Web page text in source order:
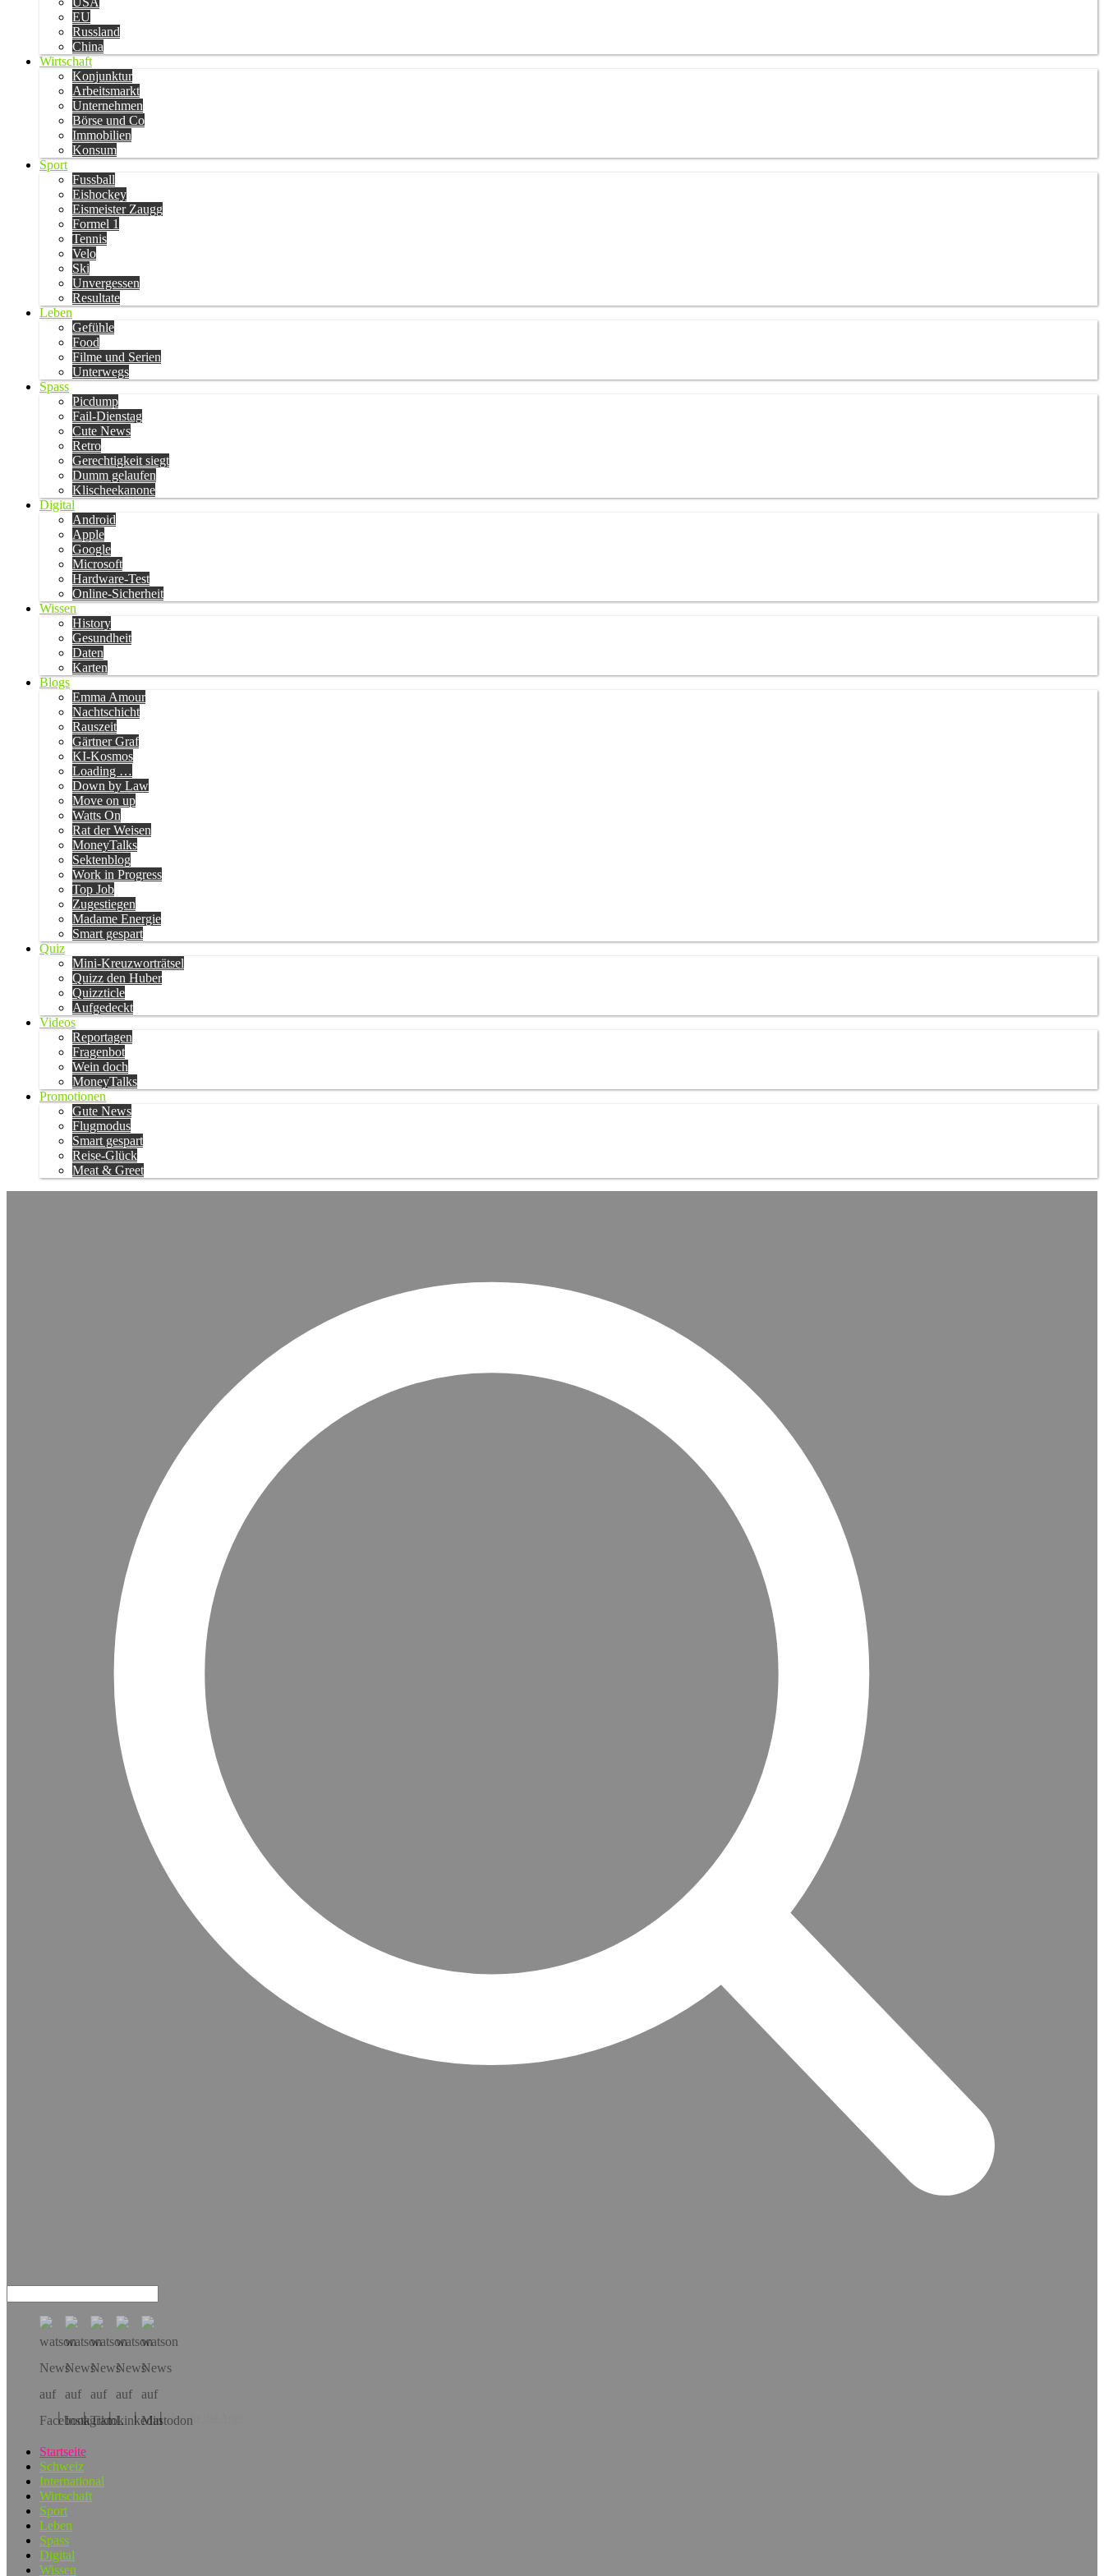
EU
Russland
China
Wirtschaft
Konjunktur
Arbeitsmarkt
Unternehmen
Börse und Co
Immobilien
Konsum
Sport
Fussball
Eishockey
Eismeister Zaugg
Formel 1
Tennis
Velo
Ski
Unvergessen
Resultate
Leben
Gefühle
Food
Filme und Serien
Unterwegs
Spass
Picdump
Fail-Dienstag
Cute News
Retro
Gerechtigkeit siegt
Dumm gelaufen
Klischeekanone
Digital
Android
Apple
Google
Microsoft
Hardware-Test
Online-Sicherheit
Wissen
History
Gesundheit
Daten
Karten
Blogs
Emma Amour
Nachtschicht
Rauszeit
Gärtner Graf
KI-Kosmos
Loading …
Down by Law
Move on up
Watts On
Rat der Weisen
MoneyTalks
Sektenblog
Work in Progress
Top Job
Zugestiegen
Madame Energie
Smart gespart
Quiz
Mini-Kreuzworträtsel
Quizz den Huber
Quizzticle
Aufgedeckt
Videos
Reportagen
Fragenbot
Wein doch
MoneyTalks
Promotionen
Gute News
Flugmodus
Smart gespart
Reise-Glück
Meat & Greet
Hol dir die App!
Startseite
Schweiz
International
Wirtschaft
Sport
Leben
Spass
Digital
Wissen